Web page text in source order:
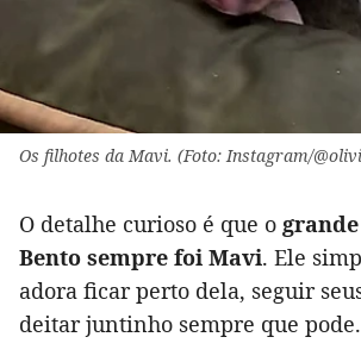
Os filhotes da Mavi. (Foto: Instagram/
O detalhe curioso é que o
Bento sempre foi Mavi. Ele
adora ficar perto dela, seguir
deitar juntinho sempre que pode.